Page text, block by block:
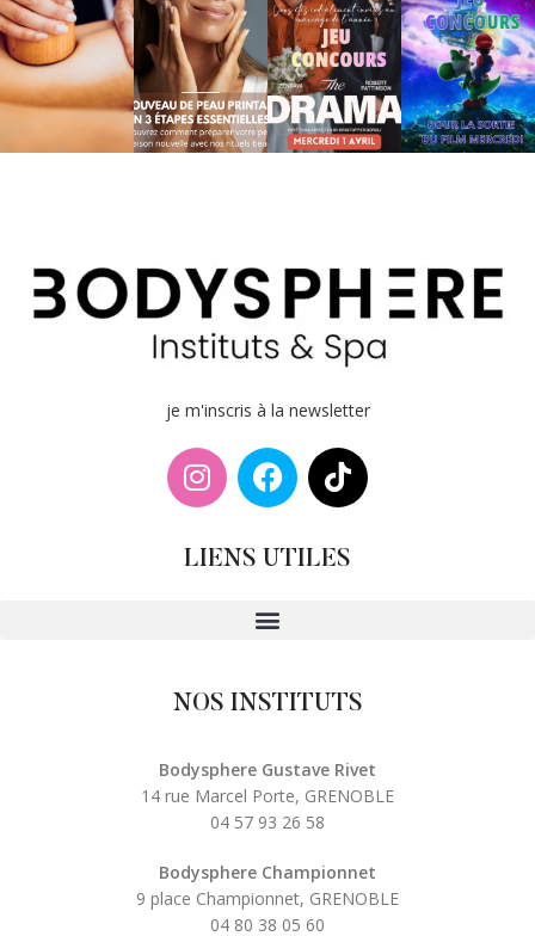
je m'inscris à la newsletter
LIENS UTILES
NOS INSTITUTS
Bodysphere Gustave Rivet
14 rue Marcel Porte, GRENOBLE
04 57 93 26 58
Bodysphere Championnet
9 place Championnet, GRENOBLE
04 80 38 05 60